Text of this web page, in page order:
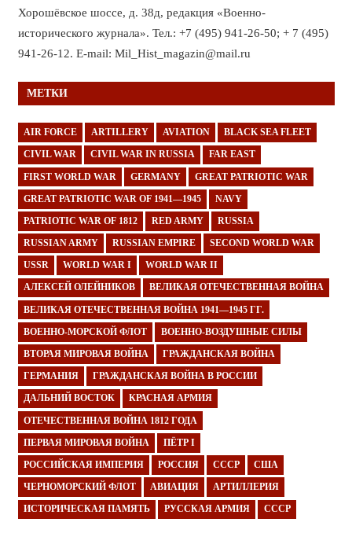
Хорошёвское шоссе, д. 38д, редакция «Военно-
исторического журнала». Тел.: +7 (495) 941-26-50; + 7 (495)
941-26-12. E-mail: Mil_Hist_magazin@mail.ru
МЕТКИ
AIR FORCE ARTILLERY AVIATION BLACK SEA FLEET
CIVIL WAR CIVIL WAR IN RUSSIA FAR EAST
FIRST WORLD WAR GERMANY GREAT PATRIOTIC WAR
GREAT PATRIOTIC WAR OF 1941—1945 NAVY
PATRIOTIC WAR OF 1812 RED ARMY RUSSIA
RUSSIAN ARMY RUSSIAN EMPIRE SECOND WORLD WAR
USSR WORLD WAR I WORLD WAR II
АЛЕКСЕЙ ОЛЕЙНИКОВ ВЕЛИКАЯ ОТЕЧЕСТВЕННАЯ ВОЙНА
ВЕЛИКАЯ ОТЕЧЕСТВЕННАЯ ВОЙНА 1941—1945 ГГ.
ВОЕННО-МОРСКОЙ ФЛОТ ВОЕННО-ВОЗДУШНЫЕ СИЛЫ
ВТОРАЯ МИРОВАЯ ВОЙНА ГРАЖДАНСКАЯ ВОЙНА
ГЕРМАНИЯ ГРАЖДАНСКАЯ ВОЙНА В РОССИИ
ДАЛЬНИЙ ВОСТОК КРАСНАЯ АРМИЯ
ОТЕЧЕСТВЕННАЯ ВОЙНА 1812 ГОДА
ПЕРВАЯ МИРОВАЯ ВОЙНА ПЁТР I
РОССИЙСКАЯ ИМПЕРИЯ РОССИЯ СССР США
ЧЕРНОМОРСКИЙ ФЛОТ АВИАЦИЯ АРТИЛЛЕРИЯ
ИСТОРИЧЕСКАЯ ПАМЯТЬ РУССКАЯ АРМИЯ СССР